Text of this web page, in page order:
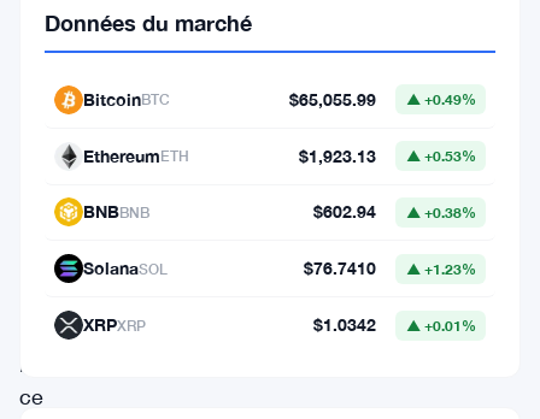
prix
Bitcoin
fortement
influencée
ce
Données du marché
BitcoinBTC $65,055.99 ▲ +0.49%
EthereumETH $1,923.13 ▲ +0.53%
BNBBNB $602.94 ▲ +0.38%
SolanaSOL $76.7410 ▲ +1.23%
XRPXRP $1.0342 ▲ +0.01%